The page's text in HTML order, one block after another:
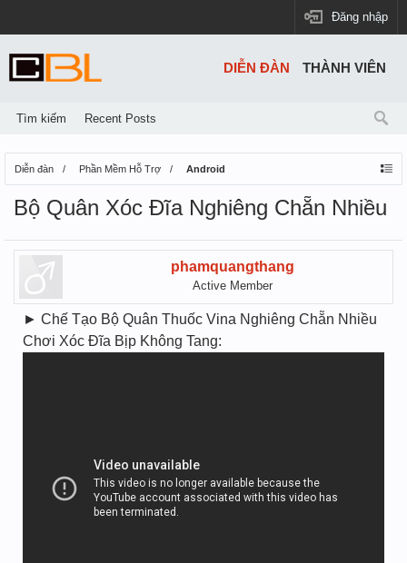
Đăng nhập
Diễn đàn Phần Mềm Hỗ Trợ Android
Bộ Quân Xóc Đĩa Nghiêng Chẵn Nhiều
phamquangthang
Active Member
► Chế Tạo Bộ Quân Thuốc Vina Nghiêng Chẵn Nhiều
Chơi Xóc Đĩa Bịp Không Tang:
DIỄN ĐÀN
Tìm kiếm Recent Posts
THÀNH VIÊN